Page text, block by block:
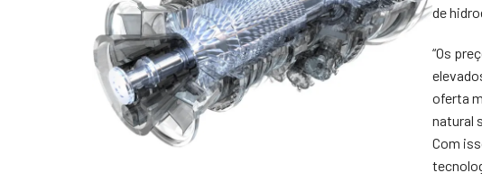
de
“Os
oferta
natural
Com